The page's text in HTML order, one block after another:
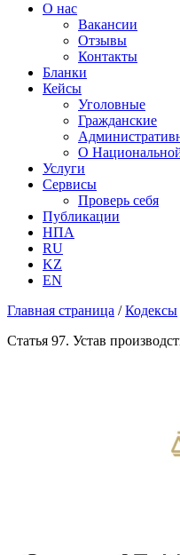
О нас
Вакансии
Отзывы
Контакты
Бланки
Кейсы
Уголовные
Гражданские
О
Услуги
Сервисы
Проверь себя
Публикации
НПА
RU
KZ
EN
Главная страница /Кодексы
Статья 97. Устав